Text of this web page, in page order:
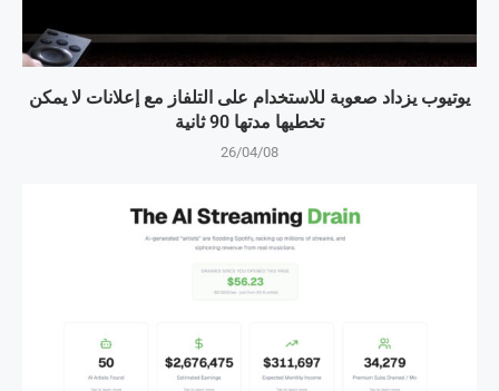
يوتيوب يزداد صعوبة للاستخدام على التلفاز مع إعلانات لا يمكن
تخطيها مدتها 90 ثانية
26/04/08